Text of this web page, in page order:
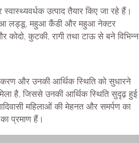
उत्पाद तैयार किए जा रहे हैं।
लड्डू, महुआ कैंडी और महुआ नेक्टर
कुटकी, रागी तथा टाऊ से बने विभिन्न
और उनकी आर्थिक स्थिति को सुधारने
है, जिससे उनकी आर्थिक स्थिति सुदृढ़ हुई
महिलाओं की मेहनत और समर्पण का
प्रमाण हैं।